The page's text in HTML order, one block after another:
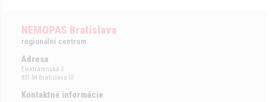
NEMOPAS Bratislava
regionální centrum
Adresa
Elektrárenská 2
831 04 Bratislava III
Kontaktné informácie